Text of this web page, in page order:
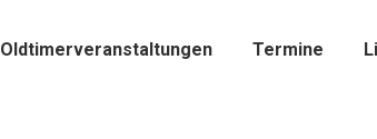
Oldtimerveranstaltungen Termine